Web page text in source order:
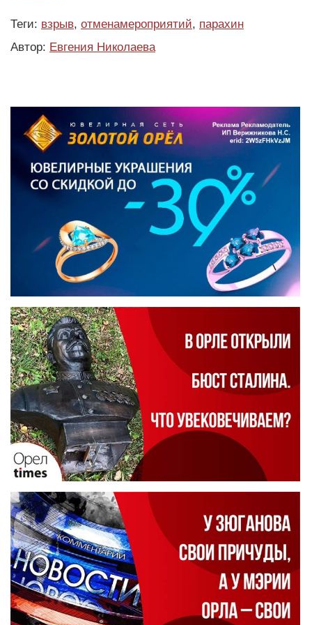
Теги: взрыв, отменамероприятий, парахин
Автор: Евгения Николаева